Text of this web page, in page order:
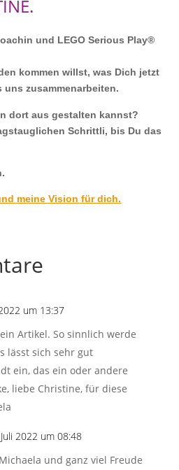
und LEGO Serious Play®
kommen willst, was Dich jetzt
zusammenarbeiten.
dort aus gestalten kannst?
Schrittli, bis Du das
meine Vision für dich.
um 13:37
Artikel. So sinnlich werde
lässt sich sehr gut
ein, das ein oder andere
liebe Christine, für diese
2022 um 08:48
und ganz viel Freude